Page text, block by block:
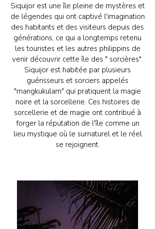
Siquijor est une île pleine de mystères et
de légendes qui ont captivé l'imagination
des habitants et des visiteurs depuis des
générations, ce qui a longtemps retenu
les touristes et les autres philippins de
venir découvrir cette île des " sorcières".
Siquijor est habitée par plusieurs
guérisseurs et sorciers appelés
"mangkukulam" qui pratiquent la magie
noire et la sorcellerie. Ces histoires de
sorcellerie et de magie ont contribué à
forger la réputation de l'île comme un
lieu mystique où le surnaturel et le réel
se rejoignent.